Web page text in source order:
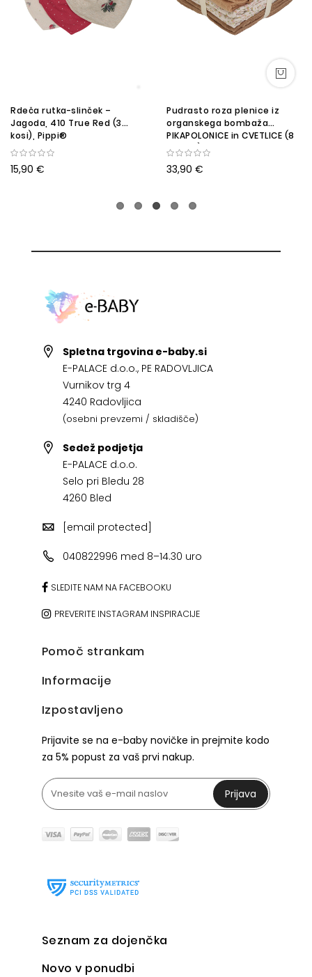
Rdeča rutka-slinček –
Jagoda, 410 True Red (3
kosi), Pippi®
15,90 €
Pudrasto roza plenice iz
organskega bombaža
PIKAPOLONICE in CVETLICE (8
KOSOV) Pippi®
33,90 €
Spletna trgovina e-baby.si
E-PALACE d.o.o., PE RADOVLJICA
Vurnikov trg 4
4240 Radovljica
(osebni prevzemi / skladišče)
Sedež podjetja
E-PALACE d.o.o.
Selo pri Bledu 28
4260 Bled
[email protected]
040822996 med 8–14.30 uro
SLEDITE NAM NA FACEBOOKU
PREVERITE INSTAGRAM INSPIRACIJE
Pomoč strankam
Informacije
Izpostavljeno
Prijavite se na e-baby novičke in prejmite kodo
za 5% popust za vaš prvi nakup.
Prijava
Seznam za dojenčka
Novo v ponudbi